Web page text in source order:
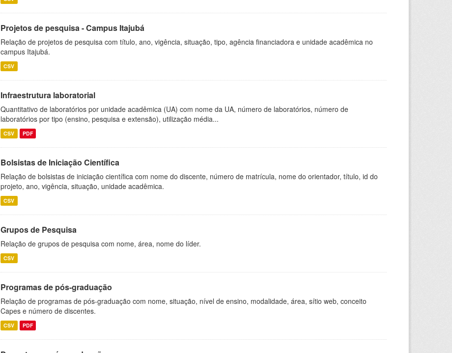
Projetos de pesquisa - Campus Itajubá
Relação de projetos de pesquisa com título, ano, vigência, situação, tipo, agência financiadora e unidade acadêmica no
campus Itajubá.
CSV
Infraestrutura laboratorial
Quantitativo de laboratórios por unidade acadêmica (UA) com nome da UA, número de laboratórios, número de
laboratórios por tipo (ensino, pesquisa e extensão), utilização média...
CSV PDF
Bolsistas de Iniciação Científica
Relação de bolsistas de iniciação científica com nome do discente, número de matrícula, nome do orientador, título, id do
projeto, ano, vigência, situação, unidade acadêmica.
CSV
Grupos de Pesquisa
Relação de grupos de pesquisa com nome, área, nome do líder.
CSV
Programas de pós-graduação
Relação de programas de pós-graduação com nome, situação, nível de ensino, modalidade, área, sítio web, conceito
Capes e número de discentes.
CSV PDF